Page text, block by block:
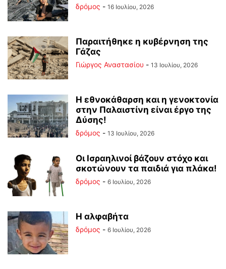
δρόμος - 16 Ιουλίου, 2026
Παραιτήθηκε η κυβέρνηση της
Γάζας
Γιώργος Αναστασίου - 13 Ιουλίου, 2026
Η εθνοκάθαρση και η γενοκτονία
στην Παλαιστίνη είναι έργο της
Δύσης!
δρόμος - 13 Ιουλίου, 2026
Οι Ισραηλινοί βάζουν στόχο και
σκοτώνουν τα παιδιά για πλάκα!
δρόμος - 6 Ιουλίου, 2026
Η αλφαβήτα
δρόμος - 6 Ιουλίου, 2026